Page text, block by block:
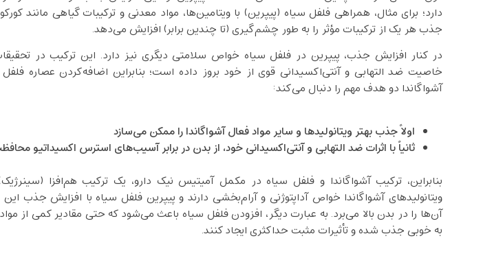
دارد؛ برای مثال، همراهی فلفل سیاه (پیپرین) با ویتامین‌ها، مواد معدنی و ترکیبات گیاهی مانند
جذب هر یک از ترکیبات مؤثر را به ‌طور چشم‌گیری (تا چندین برابر) افزایش می‌دهد.
در کنار افزایش جذب، پیپرین در فلفل سیاه خواص سلامتی دیگری نیز دارد. این ترکیب در
خاصیت ضد التهابی و آنتی‌اکسیدانی قوی از خود بروز داده است؛ بنابراین اضافه‌کردن عصاره
آشواگاندا دو هدف مهم را دنبال می‌کند:
اولاً جذب بهتر ویتانولیدها و سایر مواد فعال آشواگاندا را ممکن می‌سازد
ثانیاً با اثرات ضد التهابی و آنتی‌اکسیدانی خود، از بدن در برابر آسیب‌های استرس اکسیداتیو
بنابراین، ترکیب آشواگاندا و فلفل سیاه در مکمل آمیتیس نیک دارو، یک ترکیب هم‌افزا
ویتانولیدهای آشواگاندا خواص آداپتوژنی و آرام‌بخشی دارند و پیپرین فلفل سیاه با افزایش جذب این
آن‌ها را در بدن بالا می‌برد. به عبارت دیگر، افزودن فلفل سیاه باعث می‌شود که حتی مقادیر کمی از مواد
به ‌خوبی جذب شده و تأثیرات مثبت‌ حداکثری ایجاد کنند.